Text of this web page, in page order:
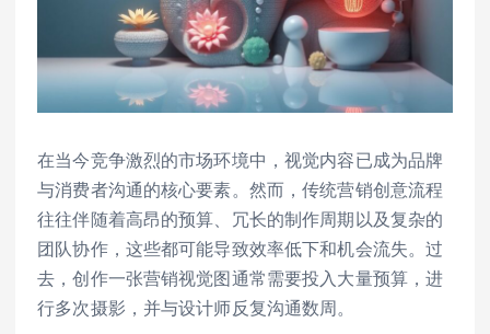
在当今竞争激烈的市场环境中，视觉内容已成为品牌
与消费者沟通的核心要素。然而，传统营销创意流程
往往伴随着高昂的预算、冗长的制作周期以及复杂的
团队协作，这些都可能导致效率低下和机会流失。过
去，创作一张营销视觉图通常需要投入大量预算，进
行多次摄影，并与设计师反复沟通数周。